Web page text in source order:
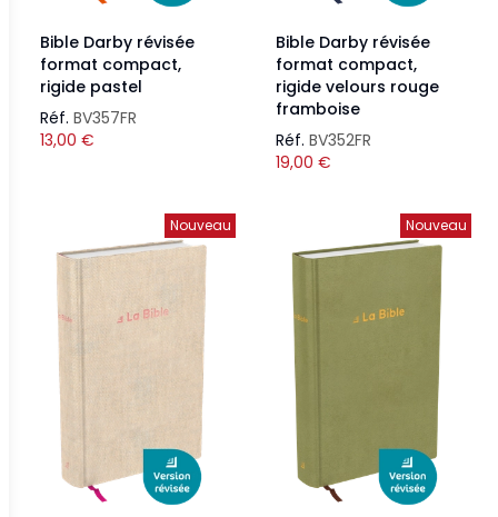
Bible Darby révisée
format compact,
rigide pastel
Réf. BV357FR
13,00 €
Bible Darby révisée
format compact,
rigide velours rouge
framboise
Réf. BV352FR
19,00 €
Nouveau Nouveau